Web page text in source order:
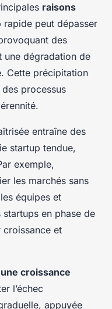
raisons
rapide peut dépasser
des
une dégradation de
Cette précipitation
processus
entraîne des
startup tendue,
exemple,
les marchés sans
équipes et
en phase de
et
croissance
l’échec
appuyée